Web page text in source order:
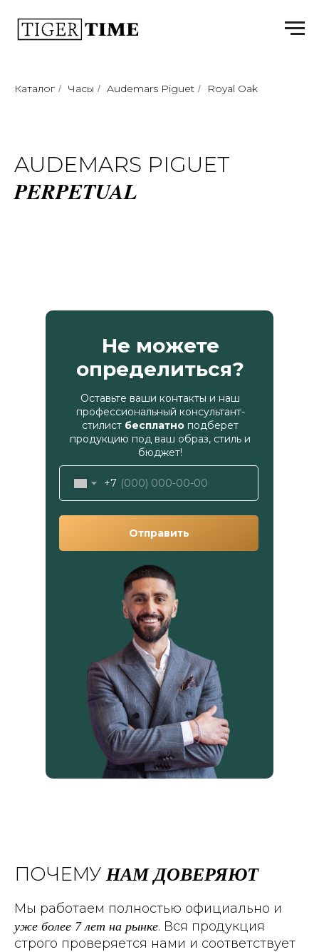
Каталог / Часы / Audemars Piguet / Royal Oak
AUDEMARS PIGUET
PERPETUAL
Не можете
определиться?
Оставьте ваши контакты и наш
профессиональный консультант-
стилист бесплатно подберет
продукцию под ваш образ, стиль и
бюджет!
+7
Отправить
ПОЧЕМУ НАМ ДОВЕРЯЮТ
Мы работаем полностью официально и
уже более 7 лет на рынке. Вся продукция
строго проверяется нами и соответствует